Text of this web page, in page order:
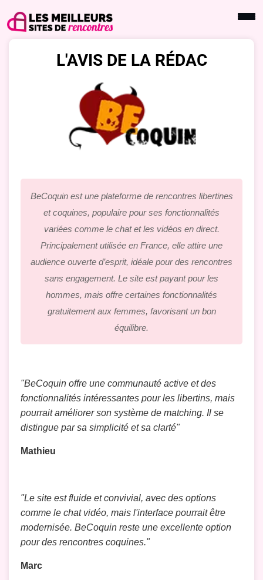
L'AVIS DE LA RÉDAC
BeCoquin est une plateforme de rencontres libertines
et coquines, populaire pour ses fonctionnalités
variées comme le chat et les vidéos en direct.
Principalement utilisée en France, elle attire une
audience ouverte d’esprit, idéale pour des rencontres
sans engagement. Le site est payant pour les
hommes, mais offre certaines fonctionnalités
gratuitement aux femmes, favorisant un bon
équilibre.
"BeCoquin offre une communauté active et des
fonctionnalités intéressantes pour les libertins, mais
pourrait améliorer son système de matching. Il se
distingue par sa simplicité et sa clarté"
Mathieu
"Le site est fluide et convivial, avec des options
comme le chat vidéo, mais l'interface pourrait être
modernisée. BeCoquin reste une excellente option
pour des rencontres coquines."
Marc